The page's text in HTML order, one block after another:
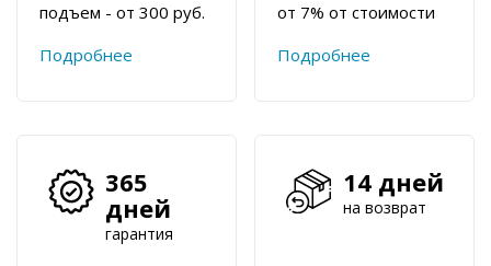
подъем - от 300 руб.
Подробнее
от 7% от стоимости
Подробнее
365
дней
гарантия
14 дней
на возврат